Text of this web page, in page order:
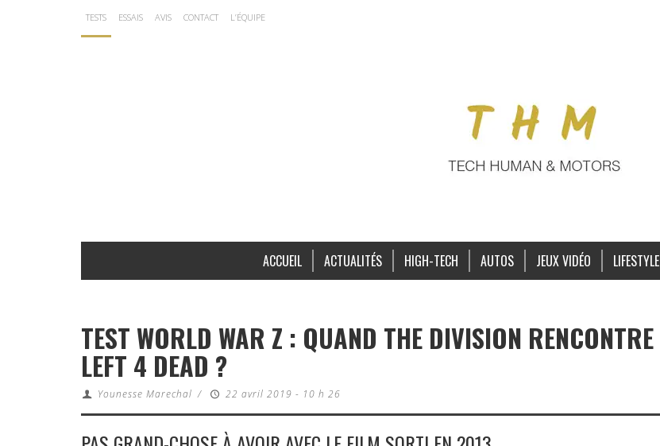
TESTS ESSAIS AVIS CONTACT L’ÉQUIPE
ACCUEIL ACTUALITÉS HIGH-TECH AUTOS JEUX VIDÉO LIFESTYLE
TEST WORLD WAR Z : QUAND THE DIVISION RENCONTRE
LEFT 4 DEAD ?
Younesse Marechal / 22 avril 2019 - 10 h 26